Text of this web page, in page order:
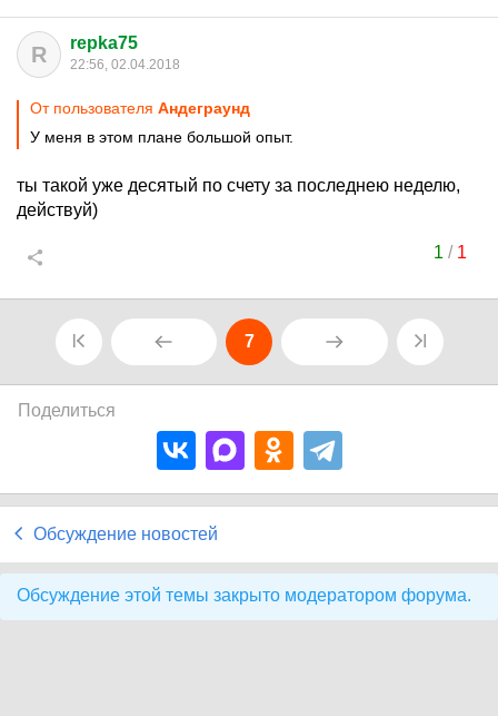
R repka75
22:56, 02.04.2018
От пользователя Aндеграунд
У меня в этом плане большой опыт.
ты такой уже десятый по счету за последнею неделю,
действуй)
1 / 1
7
Поделиться
Обсуждение новостей
Обсуждение этой темы закрыто модератором форума.